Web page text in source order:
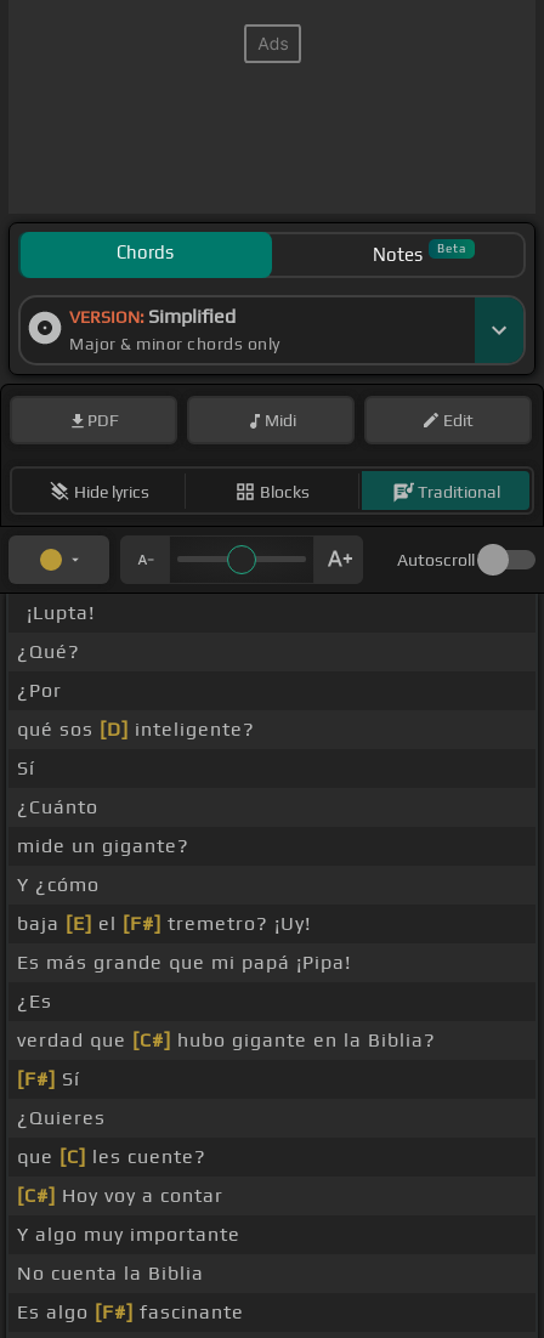
Chords Notes Beta
VERSION: Simplified
Major & minor chords only
PDF Midi Edit
Hide lyrics Blocks Traditional
Autoscroll
¡Lupta!
¿Qué?
¿Por
qué sos [D] inteligente?
Sí
¿Cuánto
mide un gigante?
Y ¿cómo
baja [E] el [F#] tremetro? ¡Uy!
Es más grande que mi papá ¡Pipa!
¿Es
verdad que [C#] hubo gigante en la Biblia?
[F#] Sí
¿Quieres
que [C] les cuente?
[C#] Hoy voy a contar
Y algo muy importante
No cuenta la Biblia
Es algo [F#] fascinante